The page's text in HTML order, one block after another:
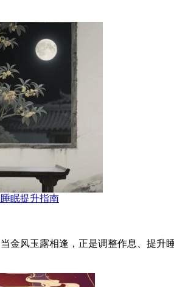
眠提升指南
金风玉露相逢，正是调整作息、提